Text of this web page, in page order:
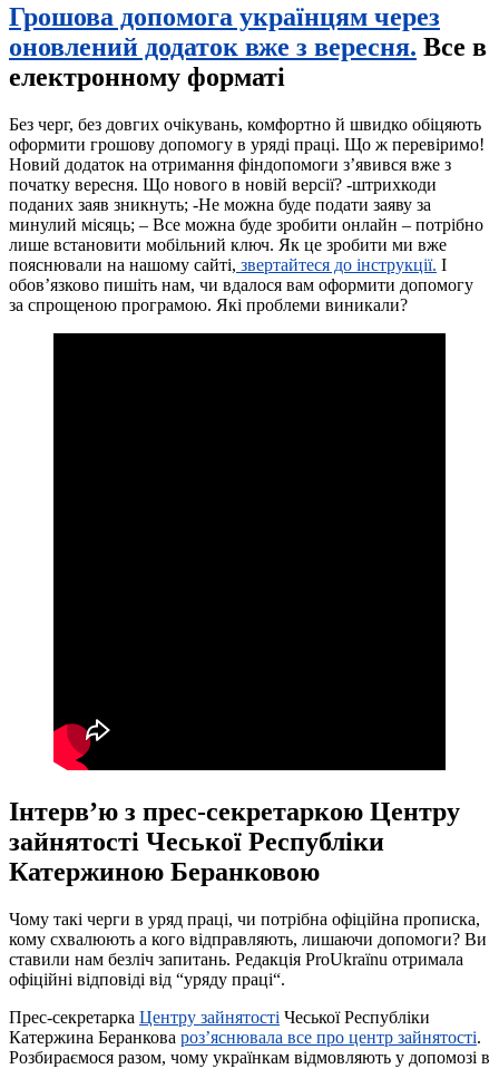
Грошова допомога українцям через
оновлений додаток вже з вересня. Все в
електронному форматі
Без черг, без довгих очікувань, комфортно й швидко обіцяють
оформити грошову допомогу в уряді праці. Що ж перевіримо!
Новий додаток на отримання фіндопомоги з’явився вже з
початку вересня. Що нового в новій версії? -штрихкоди
поданих заяв зникнуть; -Не можна буде подати заяву за
минулий місяць; – Все можна буде зробити онлайн – потрібно
лише встановити мобільний ключ. Як це зробити ми вже
пояснювали на нашому сайті, звертайтеся до інструкції. І
обов’язково пишіть нам, чи вдалося вам оформити допомогу
за спрощеною програмою. Які проблеми виникали?
Інтерв’ю з прес-секретаркою Центру
зайнятості Чеської Республіки
Катержиною Беранковою
Чому такі черги в уряд праці, чи потрібна офіційна прописка,
кому схвалюють а кого відправляють, лишаючи допомоги? Ви
ставили нам безліч запитань. Редакція ProUkraїnu отримала
офіційні відповіді від “уряду праці“.
Прес-секретарка Центру зайнятості Чеської Республіки
Катержина Беранкова роз’яснювала все про центр зайнятості.
Розбираємося разом, чому українкам відмовляють у допомозі в